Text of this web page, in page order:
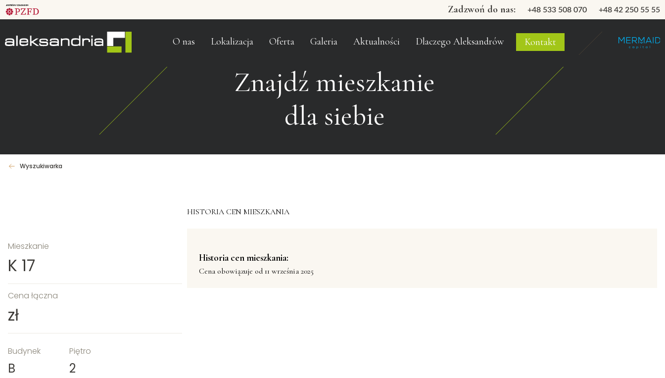
Zadzwoń do nas: +48 533 508 070 +48 42 250 55 55
O nas Lokalizacja Oferta Galeria Aktualności Dlaczego Aleksandrów Kontakt
Znajdź mieszkanie
dla siebie
Wyszukiwarka
Mieszkanie
K 17
Cena łączna
zł
Budynek
B
Piętro
2
HISTORIA CEN MIESZKANIA
Historia cen mieszkania:
Cena obowiązuje od 11 września 2025